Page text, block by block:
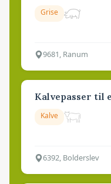
Grise
9681, Ranum
Kalvepasser til
Kalve
6392, Bolderslev